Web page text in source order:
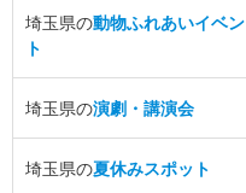
埼玉県の動物ふれあいイベン
ト
埼玉県の演劇・講演会
埼玉県の夏休みスポット